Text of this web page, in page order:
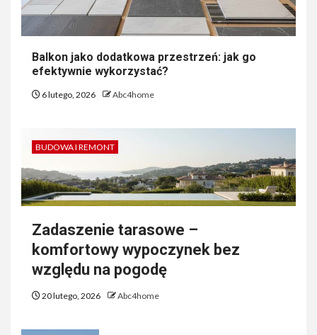
Balkon jako dodatkowa przestrzeń: jak go
efektywnie wykorzystać?
6 lutego, 2026 Abc4home
BUDOWA I REMONT
Zadaszenie tarasowe –
komfortowy wypoczynek bez
względu na pogodę
20 lutego, 2026 Abc4home